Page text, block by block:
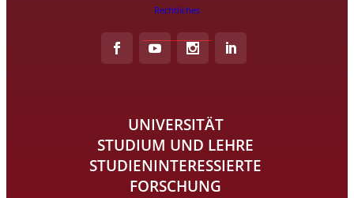
Rechtliches
UNIVERSITÄT
STUDIUM UND LEHRE
STUDIENINTERESSIERTE
FORSCHUNG